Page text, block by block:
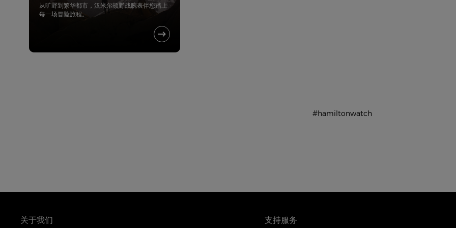
从旷野到繁华都市，汉米尔顿野战腕表伴您踏上
每一场冒险旅程。
#hamiltonwatch
关于我们 支持服务